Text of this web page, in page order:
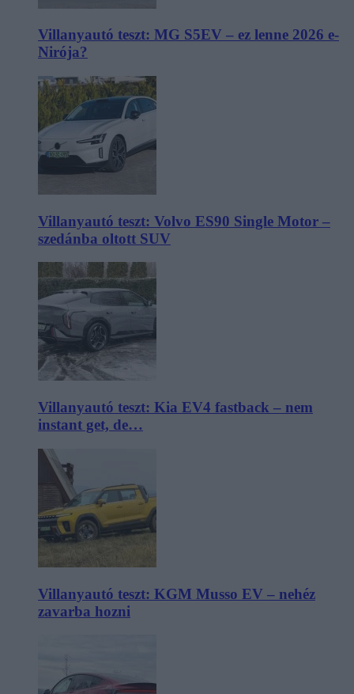
Villanyautó teszt: MG S5EV – ez lenne 2026 e-
Nirója?
Villanyautó teszt: Volvo ES90 Single Motor –
szedánba oltott SUV
Villanyautó teszt: Kia EV4 fastback – nem
instant get, de…
Villanyautó teszt: KGM Musso EV – nehéz
zavarba hozni